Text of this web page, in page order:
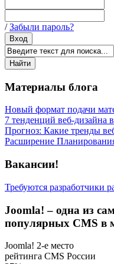
/Забыли пароль?
Материалы блога
Новый формат подачи
7 тенденций веб-
Прогноз: Какие тренды
Расширение
Вакансии!
Требуются разработчики
Joomla! – одна из
популярных CMS в
Joomla! 2-е место
рейтинга CMS России